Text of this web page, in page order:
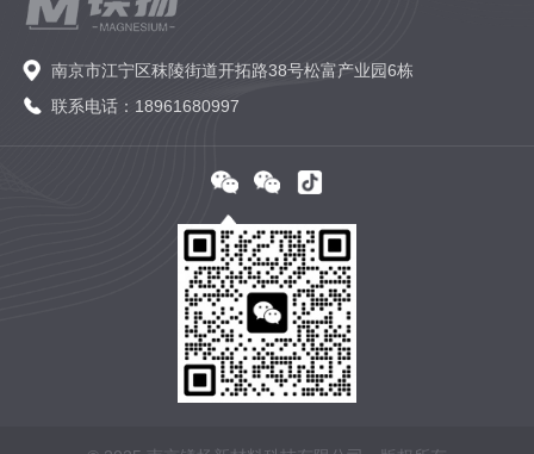
南京市江宁区秣陵街道开拓路38号松富产业园6栋
联系电话：18961680997